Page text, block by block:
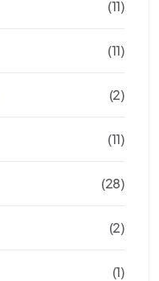
(11)
(11)
(2)
(11)
(28)
(2)
(1)